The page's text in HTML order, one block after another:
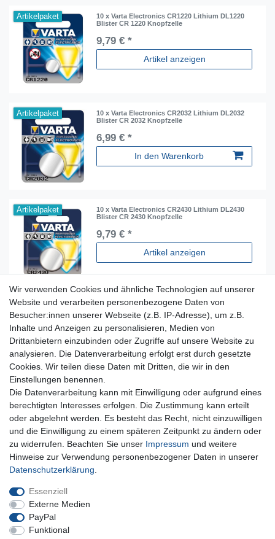
Artikelpaket
10 x Varta Electronics CR1220 Lithium DL1220
Blister CR 1220 Knopfzelle
9,79 € *
Artikel anzeigen
Artikelpaket
10 x Varta Electronics CR2032 Lithium DL2032
Blister CR 2032 Knopfzelle
6,99 € *
In den Warenkorb
Artikelpaket
10 x Varta Electronics CR2430 Lithium DL2430
Blister CR 2430 Knopfzelle
9,79 € *
Artikel anzeigen
Für Fragen zu unseren Produkten und Bestellungen
erreichen Sie uns per E-Mail oder Telefon:
+49 5741 9099422 oderinfo@dein-bau-projekt.de
Versand und Zahlung
Impressum
Datenschutzerklärung
AGB
Kontakt
Infos Ratenkauf mit easyCredit
Qualität made in Germany
Schnelle & sichere Lieferung
Ideal für Selbermacher (DIY)
Wir verwenden Cookies und ähnliche Technologien auf unserer
Website und verarbeiten personenbezogene Daten von
Besucher:innen unserer Webseite (z.B. IP-Adresse), um z.B.
Inhalte und Anzeigen zu personalisieren, Medien von
Drittanbietern einzubinden oder Zugriffe auf unsere Website zu
analysieren. Die Datenverarbeitung erfolgt erst durch gesetzte
Cookies. Wir teilen diese Daten mit Dritten, die wir in den
Einstellungen benennen.
Die Datenverarbeitung kann mit Einwilligung oder aufgrund eines
berechtigten Interesses erfolgen. Die Zustimmung kann erteilt
oder abgelehnt werden. Es besteht das Recht, nicht einzuwilligen
und die Einwilligung zu einem späteren Zeitpunkt zu ändern oder
zu widerrufen. Beachten Sie unser Impressum und weitere
Hinweise zur Verwendung personenbezogener Daten in unserer
Daten­schutz­erklärung
Essenziell
Externe Medien
PayPal
Funktional